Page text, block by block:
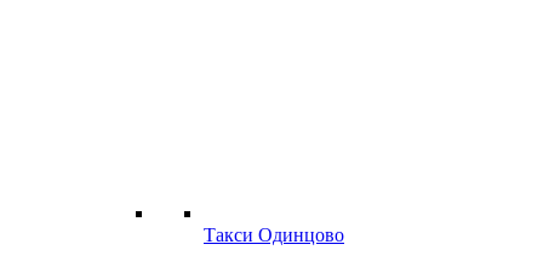
Такси Одинцово